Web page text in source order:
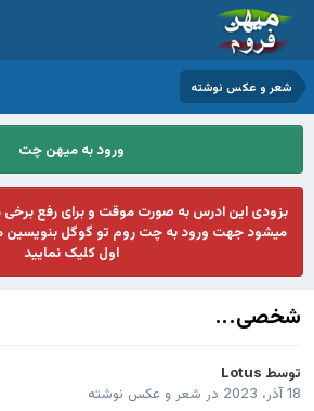
شعر و عکس نوشته
ورود به میهن چت
بزودی این ادرس به صورت موقت و برای رفع
میشود جهت ورود به چت روم تو گوگل
اول کلیک نمایید
شخصی...
توسط Lotus
18 آذر، 2023
در شعر و عکس نوشته